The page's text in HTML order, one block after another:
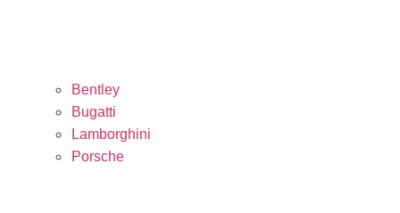
Bentley
Bugatti
Lamborghini
Porsche